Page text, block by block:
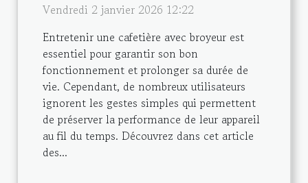
Vendredi 2 janvier 2026 12:22
Entretenir une cafetière avec broyeur est
essentiel pour garantir son bon
fonctionnement et prolonger sa durée de
vie. Cependant, de nombreux utilisateurs
ignorent les gestes simples qui permettent
de préserver la performance de leur appareil
au fil du temps. Découvrez dans cet article
des...